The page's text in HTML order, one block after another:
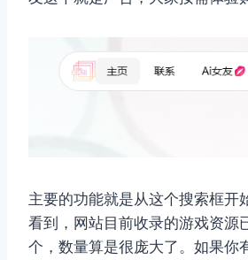
主要的功能就是从这个搜索框开
看到，网站目前收录的游戏资源
个，数量算是很庞大了。如果你